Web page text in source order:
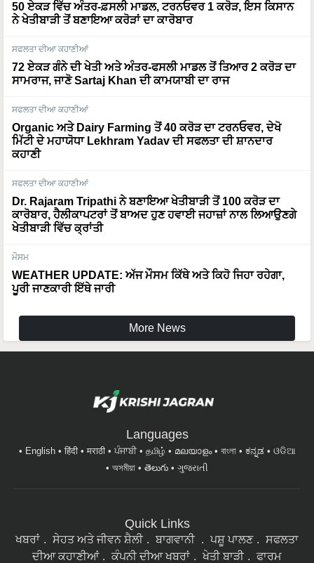
50 ਏਕੜ ਵਿੱਚ ਅੰਤਰ-ਫ਼ਸਲੀ ਮਾਡਲ, ਟਰਨਓਵਰ 1 ਕਰੋੜ, ਇਸ ਕਿਸਾਨ
ਨੇ ਖੇਤੀਬਾੜੀ ਤੋਂ ਬਣਾਇਆ ਕਰੋੜਾਂ ਦਾ ਕਾਰੋਬਾਰ
ਸਫਲਤਾ ਦੀਆ ਕਹਾਣੀਆਂ
72 ਏਕੜ ਗੰਨੇ ਦੀ ਖੇਤੀ ਅਤੇ ਅੰਤਰ-ਫਸਲੀ ਮਾਡਲ ਤੋਂ ਤਿਆਰ 2 ਕਰੋੜ ਦਾ
ਸਾਮਰਾਜ, ਜਾਣੋ Sartaj Khan ਦੀ ਕਾਮਯਾਬੀ ਦਾ ਰਾਜ
ਸਫਲਤਾ ਦੀਆ ਕਹਾਣੀਆਂ
Organic ਅਤੇ Dairy Farming ਤੋਂ 40 ਕਰੋੜ ਦਾ ਟਰਨਓਵਰ, ਦੇਖੋ
ਮਿੱਟੀ ਦੇ ਮਹਾਯੋਧਾ Lekhram Yadav ਦੀ ਸਫਲਤਾ ਦੀ ਸ਼ਾਨਦਾਰ
ਕਹਾਣੀ
ਸਫਲਤਾ ਦੀਆ ਕਹਾਣੀਆਂ
Dr. Rajaram Tripathi ਨੇ ਬਣਾਇਆ ਖੇਤੀਬਾੜੀ ਤੋਂ 100 ਕਰੋੜ ਦਾ
ਕਾਰੋਬਾਰ, ਹੈਲੀਕਾਪਟਰਾਂ ਤੋਂ ਬਾਅਦ ਹੁਣ ਹਵਾਈ ਜਹਾਜ਼ਾਂ ਨਾਲ ਲਿਆਉਣਗੇ
ਖੇਤੀਬਾੜੀ ਵਿੱਚ ਕ੍ਰਾਂਤੀ
ਮੌਸਮ
WEATHER UPDATE: ਅੱਜ ਮੌਸਮ ਕਿੱਥੇ ਅਤੇ ਕਿਹੋ ਜਿਹਾ ਰਹੇਗਾ,
ਪੂਰੀ ਜਾਣਕਾਰੀ ਇੱਥੇ ਜਾਰੀ
More News
Languages
English हिंदी मराठी ਪੰਜਾਬੀ தமிழ் മലയാളം বাংলা ಕನ್ನಡ
ଓଡିଆ
অসমীয়া
తెలుగు ગુજરાતી
Quick Links
ਖਬਰਾਂ ਸੇਹਤ ਅਤੇ ਜੀਵਨ ਸ਼ੈਲੀ ਬਾਗਵਾਨੀ ਪਸ਼ੂ ਪਾਲਣ
ਸਫਲਤਾ
ਦੀਆ ਕਹਾਣੀਆਂ
ਕੰਪਨੀ ਦੀਆ ਖਬਰਾਂ ਖੇਤੀ ਬਾੜੀ ਫਾਰਮ